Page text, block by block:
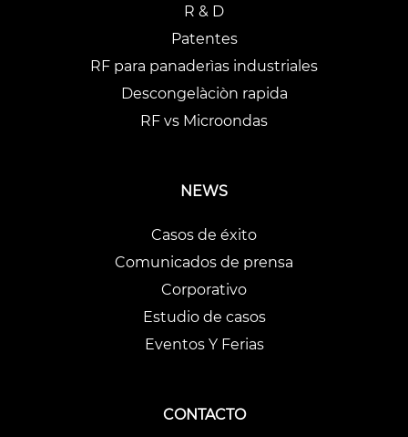
R & D
Patentes
RF para panaderìas industriales
Descongelàciòn rapida
RF vs Microondas
NEWS
Casos de éxito
Comunicados de prensa
Corporativo
Estudio de casos
Eventos Y Ferias
CONTACTO